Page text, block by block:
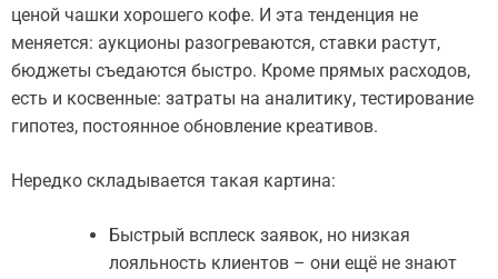
ценой чашки хорошего кофе. И эта тенденция не
меняется: аукционы разогреваются, ставки растут,
бюджеты съедаются быстро. Кроме прямых расходов,
есть и косвенные: затраты на аналитику, тестирование
гипотез, постоянное обновление креативов.
Нередко складывается такая картина:
Быстрый всплеск заявок, но низкая
лояльность клиентов – они ещё не знают